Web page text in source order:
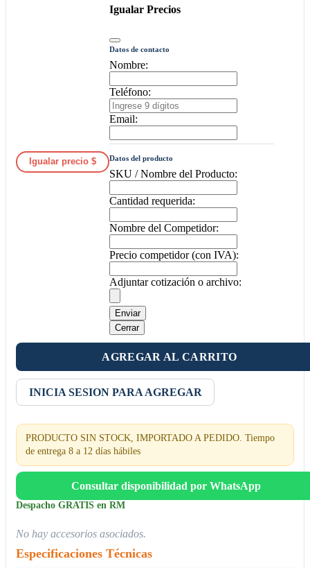
Igualar precio $
Igualar Precios
Datos de contacto
Nombre:
Teléfono:
Email:
Datos del producto
SKU / Nombre del Producto:
Cantidad requerida:
Nombre del Competidor:
Precio competidor (con IVA):
Adjuntar cotización o archivo:
Enviar
Cerrar
AGREGAR AL CARRITO
INICIA SESION PARA AGREGAR
PRODUCTO SIN STOCK, IMPORTADO A PEDIDO. Tiempo
de entrega 8 a 12 días hábiles
Consultar disponibilidad por WhatsApp
Despacho GRATIS en RM
No hay accesorios asociados.
Especificaciones Técnicas